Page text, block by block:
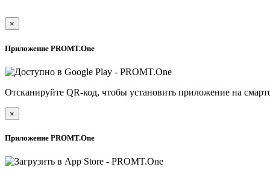
×
Приложение PROMT.One
Отсканируйте QR-код, чтобы установить приложение на
×
Приложение PROMT.One